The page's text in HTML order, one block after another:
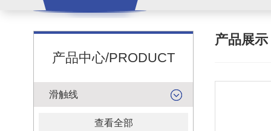
产品中心/PRODUCT
滑触线
查看全部
产品展示